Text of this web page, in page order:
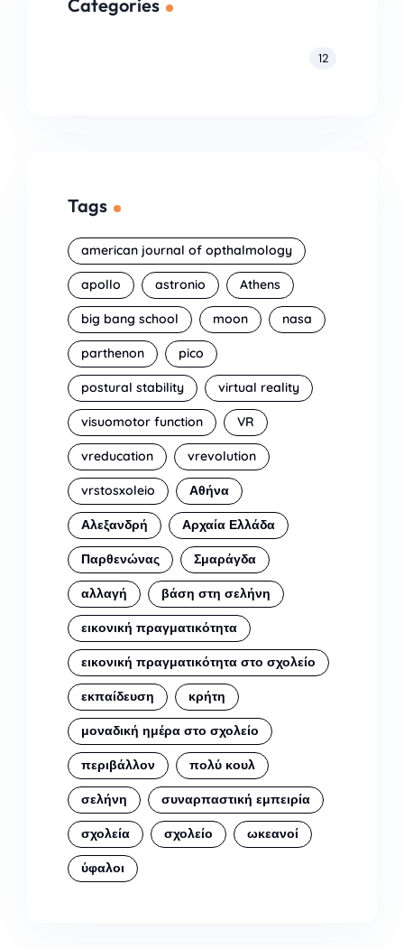
Categories
12
Tags
american journal of opthalmology
apollo astronio Athens
big bang school moon nasa
parthenon pico
postural stability virtual reality
visuomotor function VR
vreducation vrevolution
vrstosxoleio Αθήνα
Αλεξανδρή Αρχαία Ελλάδα
Παρθενώνας Σμαράγδα
αλλαγή βάση στη σελήνη
εικονική πραγματικότητα
εικονική πραγματικότητα στο σχολείο
εκπαίδευση κρήτη
μοναδική ημέρα στο σχολείο
περιβάλλον πολύ κουλ
σελήνη συναρπαστική εμπειρία
σχολεία σχολείο ωκεανοί
ύφαλοι